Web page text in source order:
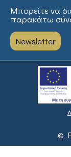
Μπορείτε να
παρακάτω
Newsletter
©